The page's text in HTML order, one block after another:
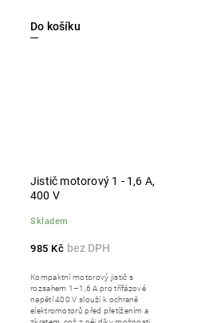
Do košíku
Jistič motorový 1 - 1,6 A,
400 V
Skladem
985 Kč
Kompaktní motorový jistič s
rozsahem 1–1,6 A pro třífázové
napětí 400 V slouží k ochraně
elektromotorů před přetížením a